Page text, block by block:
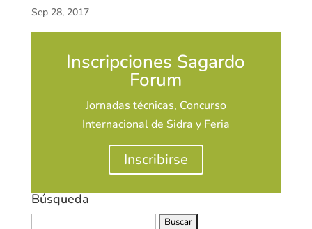
Sep 28, 2017
Inscripciones Sagardo
Forum
Jornadas técnicas, Concurso
Internacional de Sidra y Feria
Inscribirse
Búsqueda